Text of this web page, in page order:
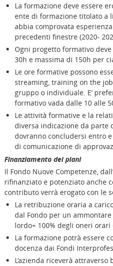
La formazione deve essere
ente di formazione titolato a
abbia comprovata
precedenti finestre (2020-
Ogni progetto formativo
30h e massima di 150h per
Le ore formative possono
streaming, training on the
gruppo o individuale. E’
formativo vada dalle 10 alle
Le attività formative e la
diversa indicazione da parte
dovranno concludersi entro
di comunicazione di
Finanziamento dei piani
Il Fondo Nuove Competenze,
rifinanziato e potenziato anche
contributo verrà erogato con le
La retribuzione oraria a
dal Fondo per un
lordo+ 100% degli oneri
La formazione potrà essere
docenza dai Fondi
L’azienda riceverà